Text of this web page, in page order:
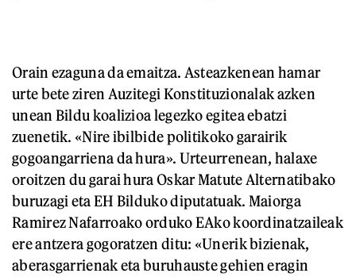
Orain ezaguna da emaitza. Asteazkenean hamar
urte bete ziren Auzitegi Konstituzionalak azken
unean Bildu koalizioa legezko egitea ebatzi
zuenetik. «Nire ibilbide politikoko garairik
gogoangarriena da hura». Urteurrenean, halaxe
oroitzen du garai hura Oskar Matute Alternatibako
buruzagi eta EH Bilduko diputatuak. Maiorga
Ramirez Nafarroako orduko EAko koordinatzaileak
ere antzera gogoratzen ditu: «Unerik bizienak,
aberasgarrienak eta buruhauste gehien eragin